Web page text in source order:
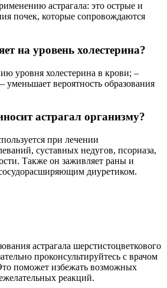
астрагала: это острые и
почек, которые сопровождаются
на уровень холестерина?
уровня холестерина в крови; –
вероятность образования
астрагал организму?
при лечении
суставных недугов, псориаза,
Также он заживляет раны и
диуретиком.
астрагала шерстистоцветкового
проконсультируйтесь с врачом
поможет избежать возможных
реакций.